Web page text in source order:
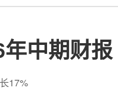
中期财报
17%